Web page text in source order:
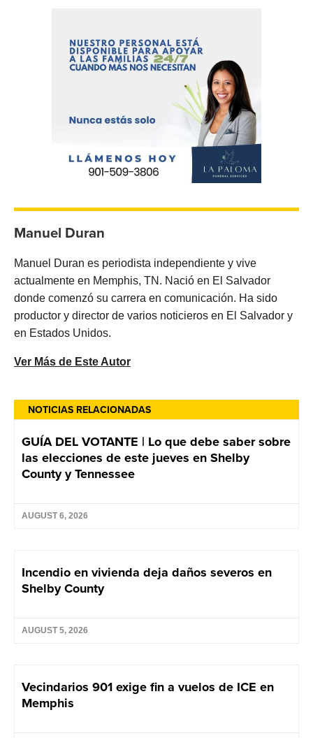
NOTICIAS RELACIONADAS
GUÍA DEL VOTANTE | Lo que debe saber sobre
las elecciones de este jueves en Shelby
County y Tennessee
AUGUST 6, 2026
Incendio en vivienda deja daños severos en
Shelby County
AUGUST 5, 2026
Vecindarios 901 exige fin a vuelos de ICE en
Memphis
Manuel Duran
Manuel Duran es periodista independiente y vive
actualmente en Memphis, TN. Nació en El Salvador
donde comenzó su carrera en comunicación. Ha sido
productor y director de varios noticieros en El Salvador y
en Estados Unidos.
Ver Más de Este Autor